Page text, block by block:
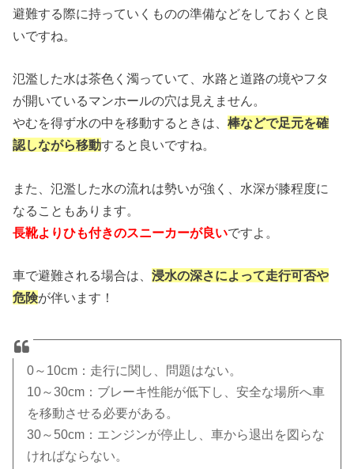
避難する際に持っていくものの準備などをしておくと良
いですね。
氾濫した水は茶色く濁っていて、水路と道路の境やフタ
が開いているマンホールの穴は見えません。
やむを得ず水の中を移動するときは、棒などで足元を確
認しながら移動すると良いですね。
また、氾濫した水の流れは勢いが強く、水深が膝程度に
なることもあります。
長靴よりひも付きのスニーカーが良いですよ。
車で避難される場合は、浸水の深さによって走行可否や
危険が伴います！
0～10cm：走行に関し、問題はない。
10～30cm：ブレーキ性能が低下し、安全な場所へ車
を移動させる必要がある。
30～50cm：エンジンが停止し、車から退出を図らな
ければならない。